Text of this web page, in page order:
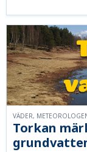
Torkan
VÄDER,